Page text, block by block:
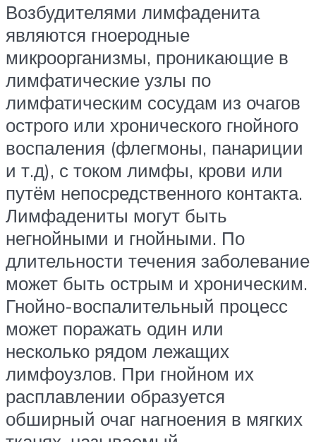
Возбудителями лимфаденита
являются гноеродные
микроорганизмы, проникающие в
лимфатические узлы по
лимфатическим сосудам из очагов
острого или хронического гнойного
воспаления (флегмоны, панариции
и т.д), с током лимфы, крови или
путём непосредственного контакта.
Лимфадениты могут быть
негнойными и гнойными. По
длительности течения заболевание
может быть острым и хроническим.
Гнойно-воспалительный процесс
может поражать один или
несколько рядом лежащих
лимфоузлов. При гнойном их
расплавлении образуется
обширный очаг нагноения в мягких